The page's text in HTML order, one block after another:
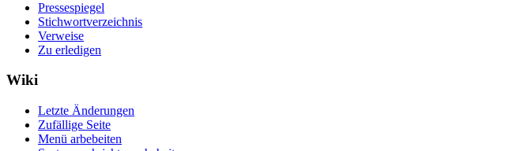
Pressespiegel
Stichwortverzeichnis
Verweise
Zu erledigen
Wiki
Letzte Änderungen
Zufällige Seite
Menü arbebeiten